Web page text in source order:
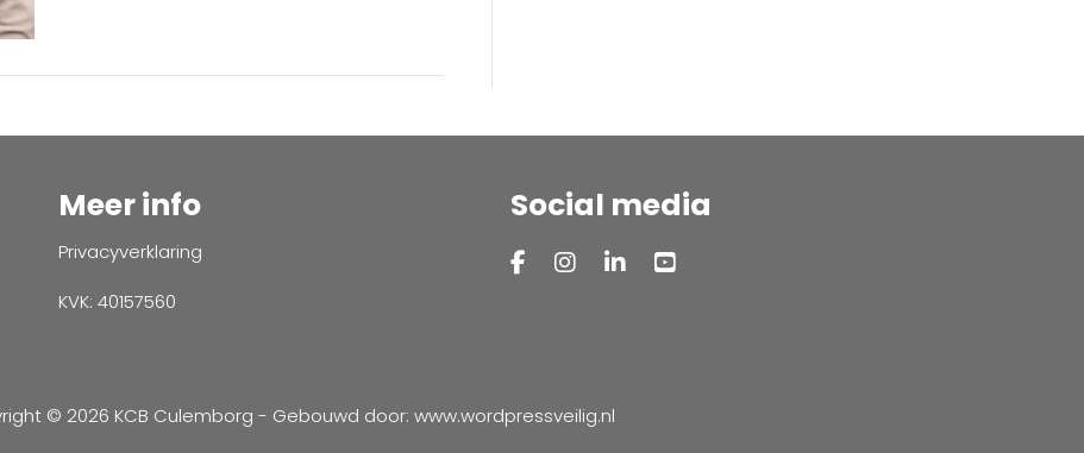
Meer info
Privacyverklaring
KVK: 40157560
Social media
© 2026 KCB Culemborg - Gebouwd door: www.wordpressveilig.nl